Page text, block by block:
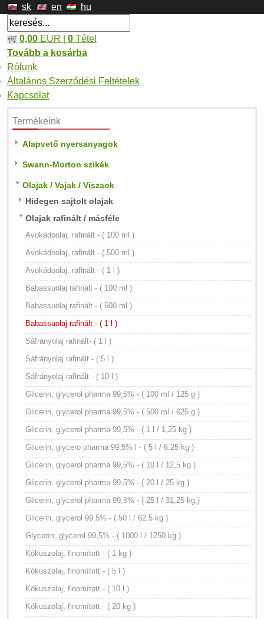
sk en hu
0,00 EUR | 0 Tétel
Tovább a kosárba
Rólunk
Általános Szerződési Feltételek
Kapcsolat
Termékeink
Alapvető nyersanyagok
Swann-Morton szikék
Olajak / Vajak / Viszaok
Hidegen sajtolt olajak
Olajak rafinált / másféle
Avokádoolaj, rafinált - ( 100 ml )
Avokádoolaj, rafinált - ( 500 ml )
Avokádoolaj, rafinált - ( 1 l )
Babassuolaj rafinált - ( 100 ml )
Babassuolaj rafinált - ( 500 ml )
Babassuolaj rafinált - ( 1 l )
Sáfrányolaj rafinált- ( 1 l )
Sáfrányolaj rafinált - ( 5 l )
Sáfrányolaj rafinált - ( 10 l )
Glicerin, glycerol pharma 99,5% - ( 100 ml / 125 g )
Glicerin, glycerol pharma 99,5% - ( 500 ml / 625 g )
Glicerin, glycerol pharma 99,5% - ( 1 l / 1,25 kg )
Glicerin, glycero pharma 99,5% l - ( 5 l / 6,25 kg )
Glicerin, glycerol pharma 99,5% - ( 10 l / 12,5 kg )
Glicerin, glycerol pharma 99,5% - ( 20 l / 25 kg )
Glicerin, glycerol pharma 99,5% - ( 25 l / 31,25 kg )
Glicerin, glycerol 99,5% - ( 50 l / 62,5 kg )
Glycerín, glycerol 99,5% - ( 1000 l / 1250 kg )
Kókuszolaj, finomított - ( 1 kg )
Kókuszolaj, finomított - ( 5 l )
Kókuszolaj, finomított - ( 10 l )
Kókuszolaj, finomított - ( 20 kg )